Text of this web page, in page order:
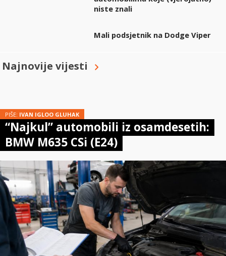
niste znali
Mali podsjetnik na Dodge Viper
Najnovije vijesti
PIŠE: IVAN IGLOO GLUHAK
“Najkul” automobili iz osamdesetih:
BMW M635 CSi (E24)